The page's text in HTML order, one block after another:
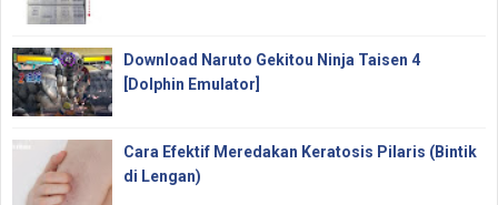
Download Naruto Gekitou Ninja Taisen 4
[Dolphin Emulator]
Cara Efektif Meredakan Keratosis Pilaris (Bintik
di Lengan)